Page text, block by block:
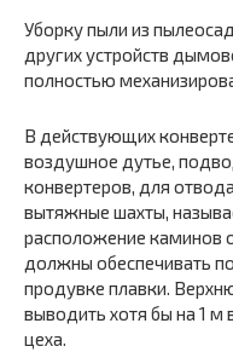
Уборку пыли из
других устройств
полностью
В действующих
воздушное дутье,
конвертеров, для
вытяжные шахты,
расположение каминов
должны обеспечивать
продувке плавки.
выводить хотя бы на 1
цеха.